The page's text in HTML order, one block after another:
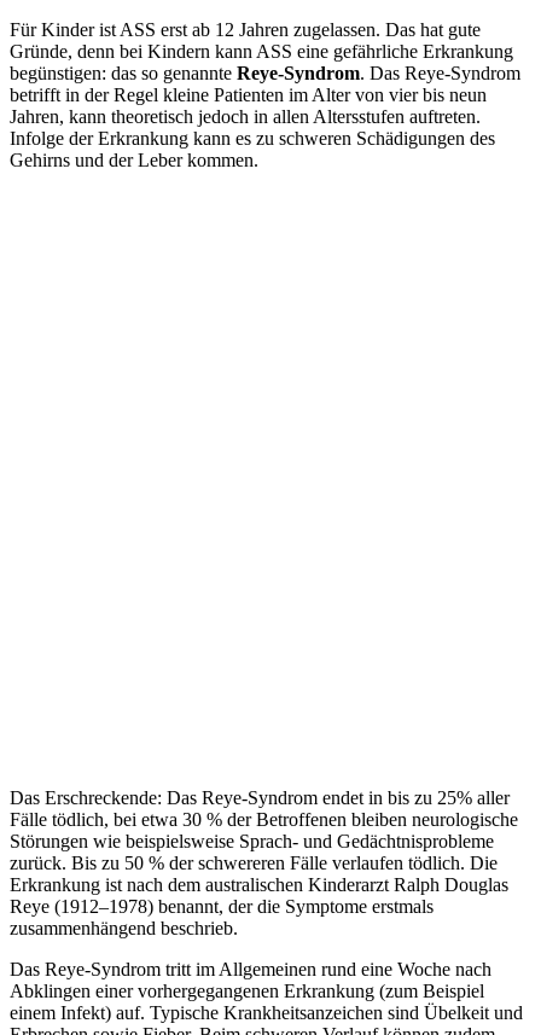
Für Kinder ist ASS erst ab 12 Jahren zugelassen. Das hat gute
Gründe, denn bei Kindern kann ASS eine gefährliche Erkrankung
begünstigen: das so genannte Reye-Syndrom. Das Reye-Syndrom
betrifft in der Regel kleine Patienten im Alter von vier bis neun
Jahren, kann theoretisch jedoch in allen Altersstufen auftreten.
Infolge der Erkrankung kann es zu schweren Schädigungen des
Gehirns und der Leber kommen.
Das Erschreckende: Das Reye-Syndrom endet in bis zu 25% aller
Fälle tödlich, bei etwa 30 % der Betroffenen bleiben neurologische
Störungen wie beispielsweise Sprach- und Gedächtnisprobleme
zurück. Bis zu 50 % der schwereren Fälle verlaufen tödlich. Die
Erkrankung ist nach dem australischen Kinderarzt Ralph Douglas
Reye (1912–1978) benannt, der die Symptome erstmals
zusammenhängend beschrieb.
Das Reye-Syndrom tritt im Allgemeinen rund eine Woche nach
Abklingen einer vorhergegangenen Erkrankung (zum Beispiel
einem Infekt) auf. Typische Krankheitsanzeichen sind Übelkeit und